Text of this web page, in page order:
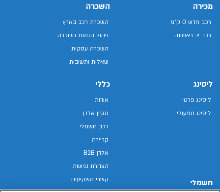
מכירה
רכב חדש 0 ק"מ
רכב יד ראשונה
השכרה
השכרת רכב בארץ
ניהול הזמנת השכרה
השכרה עסקית
שאלות ותשובות
ליסינג
ליסינג פרטי
ליסינג תפעולי
חשמלי
כללי
אודות
מגזין אלדן
רכב חשמלי
קריירה
אלדן B2B
הצהרת נגישות
קשרי משקיעים